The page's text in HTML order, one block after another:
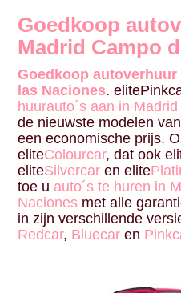
Goedkoop
Madrid Campo
Goedkoop
las Naciones.
huurauto´s aan in
de nieuwste modelen
een economische prijs.
eliteColourcar, dat ook
eliteSilvercar en elite
toe u auto´s te huren in
Naciones met alle
in zijn verschillende
Redcar, Bluecar en